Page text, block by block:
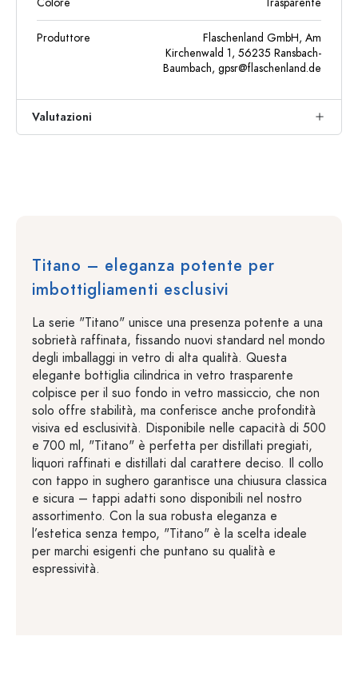
Produttore
Flaschenland GmbH, Am
Kirchenwald 1, 56235 Ransbach-
Baumbach, gpsr@flaschenland.de
Valutazioni
Titano – eleganza potente per
imbottigliamenti esclusivi
La serie "Titano" unisce una presenza potente a una
sobrietà raffinata, fissando nuovi standard nel mondo
degli imballaggi in vetro di alta qualità. Questa
elegante bottiglia cilindrica in vetro trasparente
colpisce per il suo fondo in vetro massiccio, che non
solo offre stabilità, ma conferisce anche profondità
visiva ed esclusività. Disponibile nelle capacità di 500
e 700 ml, "Titano" è perfetta per distillati pregiati,
liquori raffinati e distillati dal carattere deciso. Il collo
con tappo in sughero garantisce una chiusura classica
e sicura – tappi adatti sono disponibili nel nostro
assortimento. Con la sua robusta eleganza e
l’estetica senza tempo, "Titano" è la scelta ideale
per marchi esigenti che puntano su qualità e
espressività.